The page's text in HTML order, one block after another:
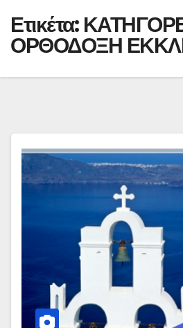
Ετικέτα:
ΟΡΘΟΔΟΞΗ